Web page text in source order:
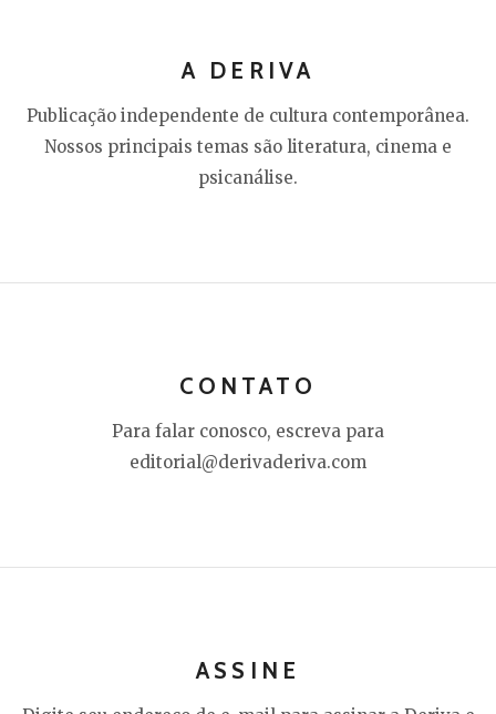
A DERIVA
Publicação independente de cultura contemporânea.
Nossos principais temas são literatura, cinema e
psicanálise.
CONTATO
Para falar conosco, escreva para
editorial@derivaderiva.com
ASSINE